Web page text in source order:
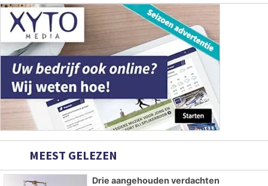
MEEST GELEZEN
Drie aangehouden verdachten